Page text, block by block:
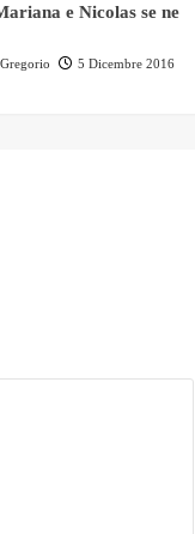
e Nicolas se ne
5 Dicembre 2016